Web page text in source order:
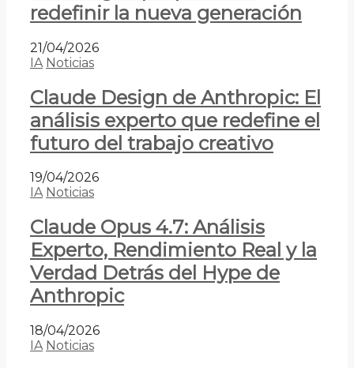
redefinir la nueva generación
21/04/2026
IA Noticias
Claude Design de Anthropic: El
análisis experto que redefine el
futuro del trabajo creativo
19/04/2026
IA Noticias
Claude Opus 4.7: Análisis
Experto, Rendimiento Real y la
Verdad Detrás del Hype de
Anthropic
18/04/2026
IA Noticias